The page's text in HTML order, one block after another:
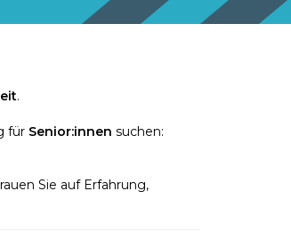
.
für Senior:innen suchen:
Sie auf Erfahrung,